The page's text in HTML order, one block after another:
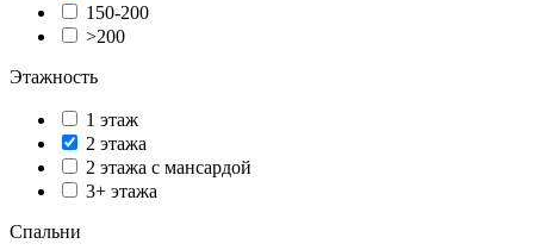
150-200
>200
Этажность
1 этаж
2 этажа
2 этажа с мансардой
3+ этажа
Спальни